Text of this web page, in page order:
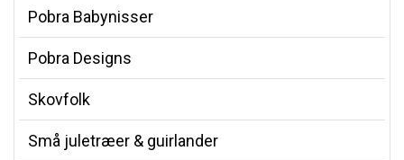
Pobra Babynisser
Pobra Designs
Skovfolk
Små juletræer & guirlander